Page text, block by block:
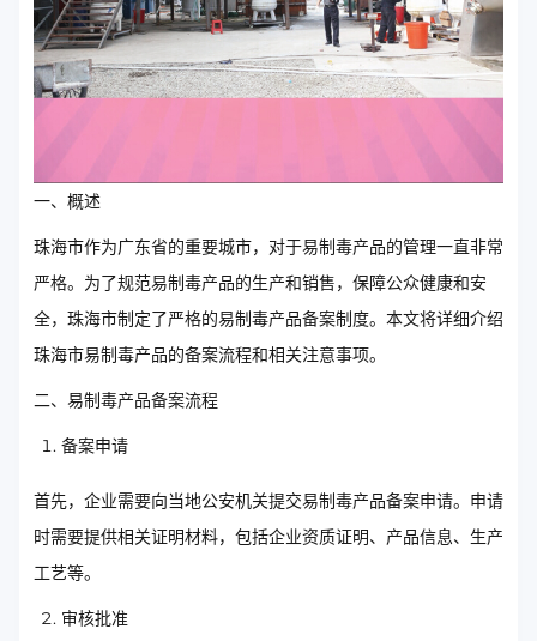
一、概述
珠海市作为广东省的重要城市，对于易制毒产品的管理一直非常
严格。为了规范易制毒产品的生产和销售，保障公众健康和安
全，珠海市制定了严格的易制毒产品备案制度。本文将详细介绍
珠海市易制毒产品的备案流程和相关注意事项。
二、易制毒产品备案流程
备案申请
首先，企业需要向当地公安机关提交易制毒产品备案申请。申请
时需要提供相关证明材料，包括企业资质证明、产品信息、生产
工艺等。
审核批准